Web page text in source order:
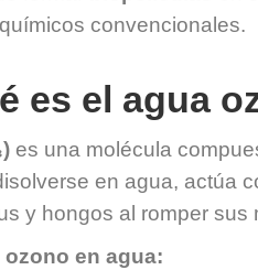
convencionales.
es el agua
es una molécula
en agua, actúa
y hongos al romper
en agua: